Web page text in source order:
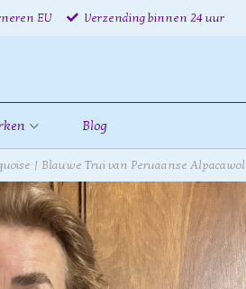
EU Verzending binnen 24 uur
Blog
| Blauwe Trui van Peruaanse Alpacawol